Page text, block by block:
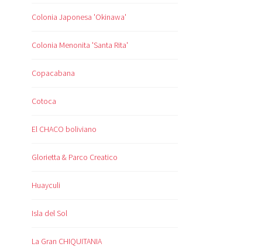
Colonia Japonesa 'Okinawa'
Colonia Menonita 'Santa Rita'
Copacabana
Cotoca
El CHACO boliviano
Glorietta & Parco Creatico
Huayculi
Isla del Sol
La Gran CHIQUITANIA